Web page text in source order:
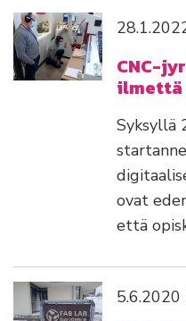
CNC-
ilmettä
Syksyllä
ovat
että
5.6.2020